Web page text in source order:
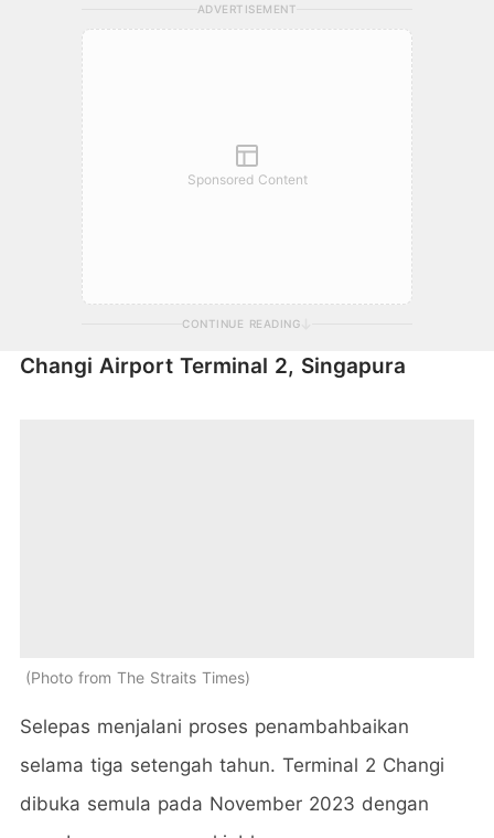
ADVERTISEMENT
Sponsored Content
CONTINUE READING
Changi Airport Terminal 2, Singapura
Photo from The Straits Times
Selepas menjalani proses penambahbaikan
selama tiga setengah tahun. Terminal 2 Changi
dibuka semula pada November 2023 dengan